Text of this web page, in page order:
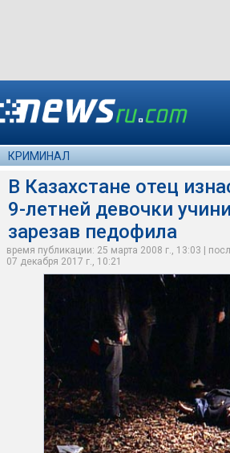
КРИМИНАЛ
В Казахстане отец
9-летней девочки
зарезав педофила
время публикации: 25 марта 2008 г., 13:03 |
07 декабря 2017 г., 10:21